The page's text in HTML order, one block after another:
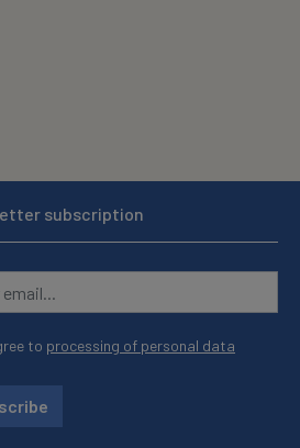
subscription
to processing of personal data